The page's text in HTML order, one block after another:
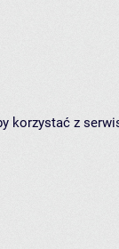
korzystać z